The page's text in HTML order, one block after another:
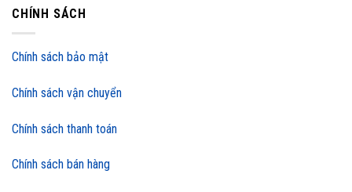
CHÍNH SÁCH
Chính sách bảo mật
Chính sách vận chuyển
Chính sách thanh toán
Chính sách bán hàng